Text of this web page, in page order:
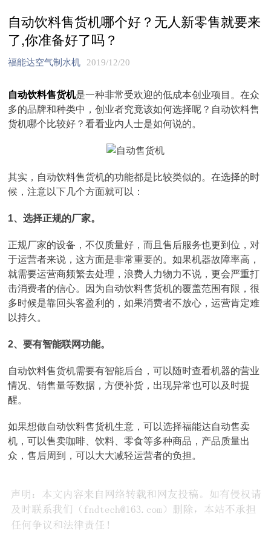
自动饮料售货机哪个好？无人新零售就要来
了,你准备好了吗？
福能达空气制水机 2019/12/20
自动饮料售货机是一种非常受欢迎的低成本创业项目。在众
多的品牌和种类中，创业者究竟该如何选择呢？自动饮料售
货机哪个比较好？看看业内人士是如何说的。
其实，自动饮料售货机的功能都是比较类似的。在选择的时
候，注意以下几个方面就可以：
1、选择正规的厂家。
正规厂家的设备，不仅质量好，而且售后服务也更到位，对
于运营者来说，这方面是非常重要的。如果机器故障率高，
就需要运营商频繁去处理，浪费人力物力不说，更会严重打
击消费者的信心。因为自动饮料售货机的覆盖范围有限，很
多时候是靠回头客盈利的，如果消费者不放心，运营肯定难
以持久。
2、要有智能联网功能。
自动饮料售货机需要有智能后台，可以随时查看机器的营业
情况、销售量等数据，方便补货，出现异常也可以及时提
醒。
如果想做自动饮料售货机生意，可以选择福能达自动售卖
机，可以售卖咖啡、饮料、零食等多种商品，产品质量出
众，售后周到，可以大大减轻运营者的负担。